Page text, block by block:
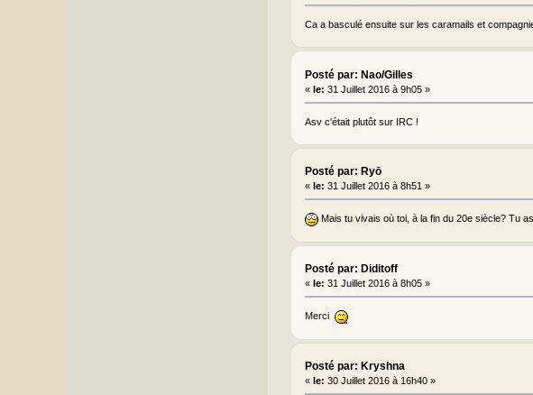
Ca a basculé ensuite sur les caramails et
Posté par: Nao/Gilles
« le: 31 Juillet 2016 à 9h05 »
Asv c'était plutôt sur IRC !
Posté par: Ryō
« le: 31 Juillet 2016 à 8h51 »
Mais tu vivais où toi, à la fin du 20e siècle? Tu
Posté par: Diditoff
« le: 31 Juillet 2016 à 8h05 »
Merci
Posté par: Kryshna
« le: 30 Juillet 2016 à 16h40 »